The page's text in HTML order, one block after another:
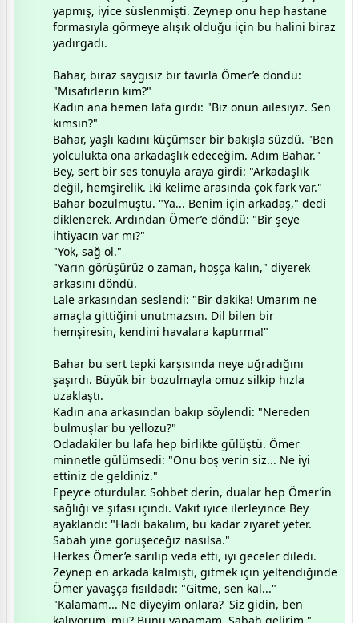
yapmış, iyice süslenmişti. Zeynep onu hep hastane
formasıyla görmeye alışık olduğu için bu halini biraz
yadırgadı.
​Bahar, biraz saygısız bir tavırla Ömer’e döndü:
"Misafirlerin kim?"
​Kadın ana hemen lafa girdi: "Biz onun ailesiyiz. Sen
kimsin?"
​Bahar, yaşlı kadını küçümser bir bakışla süzdü. "Ben
yolculukta ona arkadaşlık edeceğim. Adım Bahar."
​Bey, sert bir ses tonuyla araya girdi: "Arkadaşlık
değil, hemşirelik. İki kelime arasında çok fark var."
​Bahar bozulmuştu. "Ya... Benim için arkadaş," dedi
diklenerek. Ardından Ömer’e döndü: "Bir şeye
ihtiyacın var mı?"
​"Yok, sağ ol."
​"Yarın görüşürüz o zaman, hoşça kalın," diyerek
arkasını döndü.
​Lale arkasından seslendi: "Bir dakika! Umarım ne
amaçla gittiğini unutmazsın. Dil bilen bir
hemşiresin, kendini havalara kaptırma!"
​Bahar bu sert tepki karşısında neye uğradığını
şaşırdı. Büyük bir bozulmayla omuz silkip hızla
uzaklaştı.
​Kadın ana arkasından bakıp söylendi: "Nereden
bulmuşlar bu yellozu?"
​Odadakiler bu lafa hep birlikte gülüştü. Ömer
minnetle gülümsedi: "Onu boş verin siz... Ne iyi
ettiniz de geldiniz."
​Epeyce oturdular. Sohbet derin, dualar hep Ömer’in
sağlığı ve şifası içindi. Vakit iyice ilerleyince Bey
ayaklandı: "Hadi bakalım, bu kadar ziyaret yeter.
Sabah yine görüşeceğiz nasılsa."
​Herkes Ömer’e sarılıp veda etti, iyi geceler diledi.
Zeynep en arkada kalmıştı, gitmek için yeltendiğinde
Ömer yavaşça fısıldadı: "Gitme, sen kal..."
​"Kalamam... Ne diyeyim onlara? 'Siz gidin, ben
kalıyorum' mu? Bunu yapamam. Sabah gelirim."